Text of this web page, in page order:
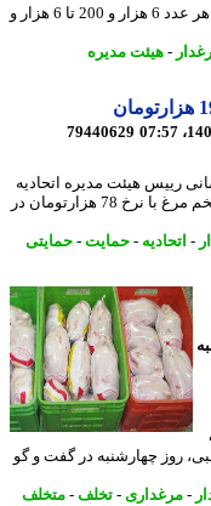
هزارتومان معادل شانه ای 188 تا 190 هزارتومان و هر عدد 6 هزار و 200 تا 6 هزار و
-هیئت مدیره
79440629
هیئت مدیره اتحادیه
مرغداران میهن گفت: در حال حاضر خرید حمایتی تخم مرغ با نرخ 78 هزارتومان در
-حمایت-حمایتی
چهارشنبه در گفت و گو
مرغداری- تخلف-متخلف